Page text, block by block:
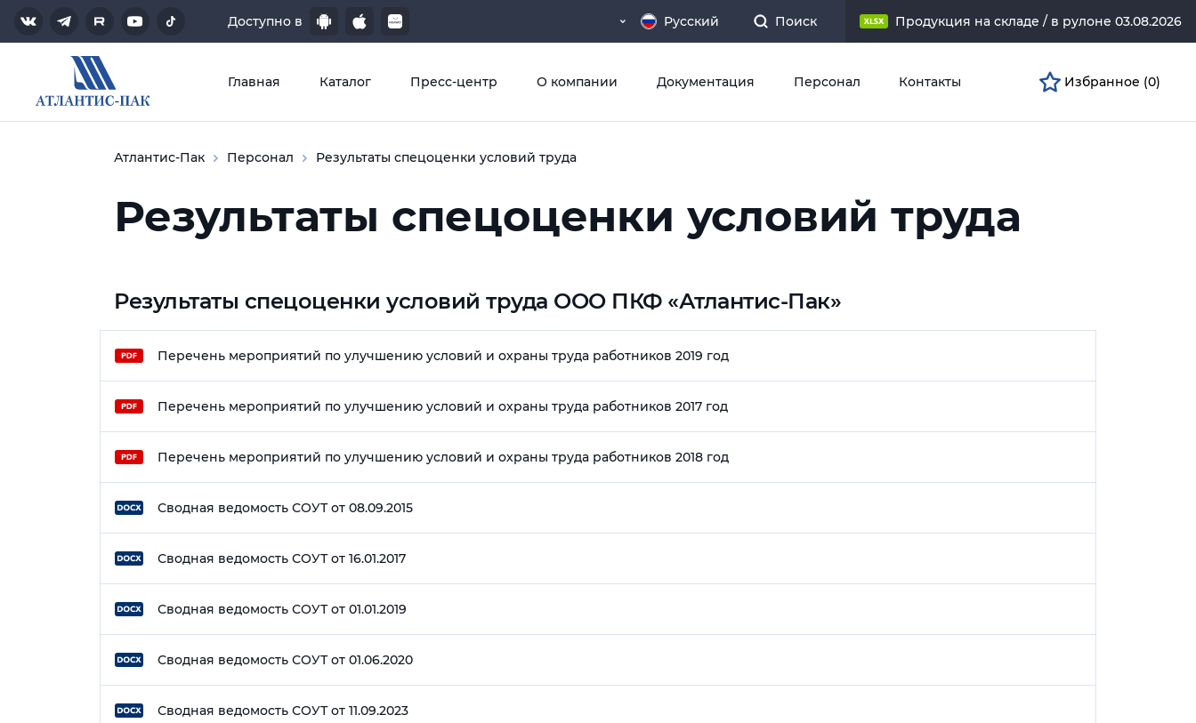
App Store
App Store
Google Play
Google Play Доступно в Русский Поиск Продукция на складе / в рулоне 03.08.2026
Главная Каталог Пресс-центр О компании Документация Персонал Контакты Избранное (0)
Атлантис-Пак Персонал Результаты спецоценки условий труда
Результаты спецоценки условий труда
Результаты спецоценки условий труда ООО ПКФ «Атлантис-Пак»
Перечень мероприятий по улучшению условий и охраны труда работников 2019 год
Перечень мероприятий по улучшению условий и охраны труда работников 2017 год
Перечень мероприятий по улучшению условий и охраны труда работников 2018 год
Сводная ведомость СОУТ от 08.09.2015
Сводная ведомость СОУТ от 16.01.2017
Сводная ведомость СОУТ от 01.01.2019
Сводная ведомость СОУТ от 01.06.2020
Сводная ведомость СОУТ от 11.09.2023